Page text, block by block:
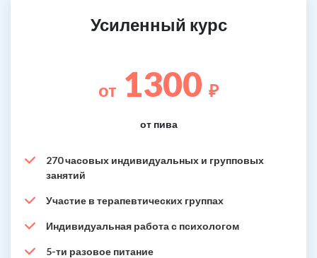
Усиленный курс
от 1300 ₽
от пива
270 часовых индивидуальных и групповых
занятий
Участие в терапевтических группах
Индивидуальная работа с психологом
5-ти разовое питание